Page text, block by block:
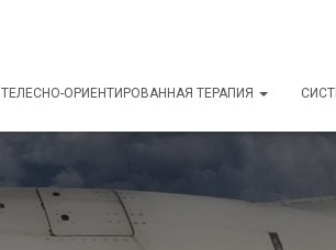
ТЕЛЕСНО-ОРИЕНТИРОВАННАЯ ТЕРАПИЯ